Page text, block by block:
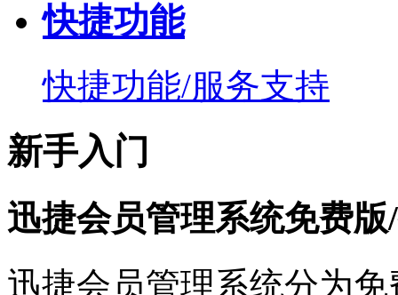
快捷功能
快捷功能/服务支持
新手入门
迅捷会员管理系统免费
迅捷会员管理系统分为